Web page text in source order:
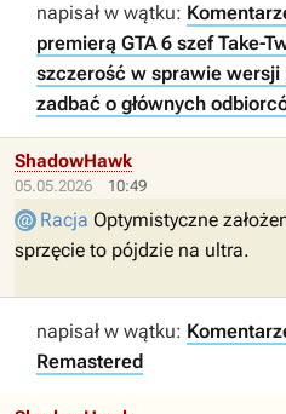
napisał w wątku:
premierą GTA 6 szef Take-
szczerość w sprawie wersji
zadbać o głównych
05.05.2026 10:49
ShadowHawk
Racja Optymistyczne
sprzęcie to pójdzie na ultra.
napisał w wątku:
Remastered